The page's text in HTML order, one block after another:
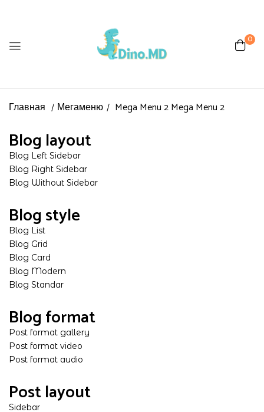
0
Главная Мегаменю Mega Menu 2Mega Menu 2
Blog layout
Blog Left Sidebar
Blog Right Sidebar
Blog Without Sidebar
Blog style
Blog List
Blog Grid
Blog Card
Blog Modern
Blog Standar
Blog format
Post format gallery
Post format video
Post format audio
Post layout
Sidebar